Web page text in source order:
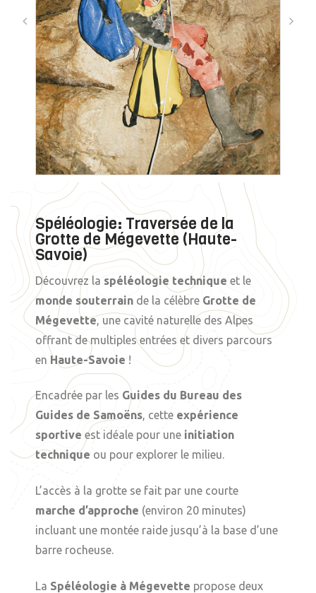
Spéléologie: Traversée de la
Grotte de Mégevette (Haute-
Savoie)
Découvrez la spéléologie technique et le
monde souterrain de la célèbre Grotte de
Mégevette, une cavité naturelle des Alpes
offrant de multiples entrées et divers parcours
en Haute-Savoie !
Encadrée par les Guides du Bureau des
Guides de Samoëns, cette expérience
sportive est idéale pour une initiation
techniqueou pour explorer le milieu.
L’accès à la grotte se fait par une courte
marche d’approche (environ 20 minutes)
incluant une montée raide jusqu’à la base d’une
barre rocheuse.
La Spéléologie à Mégevette propose deux